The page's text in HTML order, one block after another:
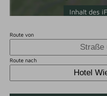
Inhalt des
Route von
Route nach